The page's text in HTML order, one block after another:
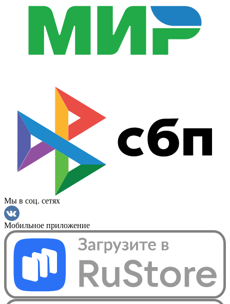
Мы в соц. сетях
Мобильное приложение